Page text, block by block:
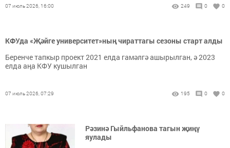
07 июль 2026, 16:00 249 0 0
КФУда «Җәйге университет»ның чираттагы сезоны старт алды
Беренче тапкыр проект 2021 елда гамәлгә ашырылган, ә 2023
елда аңа КФУ кушылган
07 июль 2026, 07:29 195 0 0
Рәзинә Гыйльфанова тагын җиңү
яулады